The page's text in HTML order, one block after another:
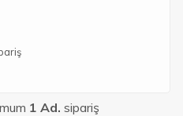
1 Ad. sipariş